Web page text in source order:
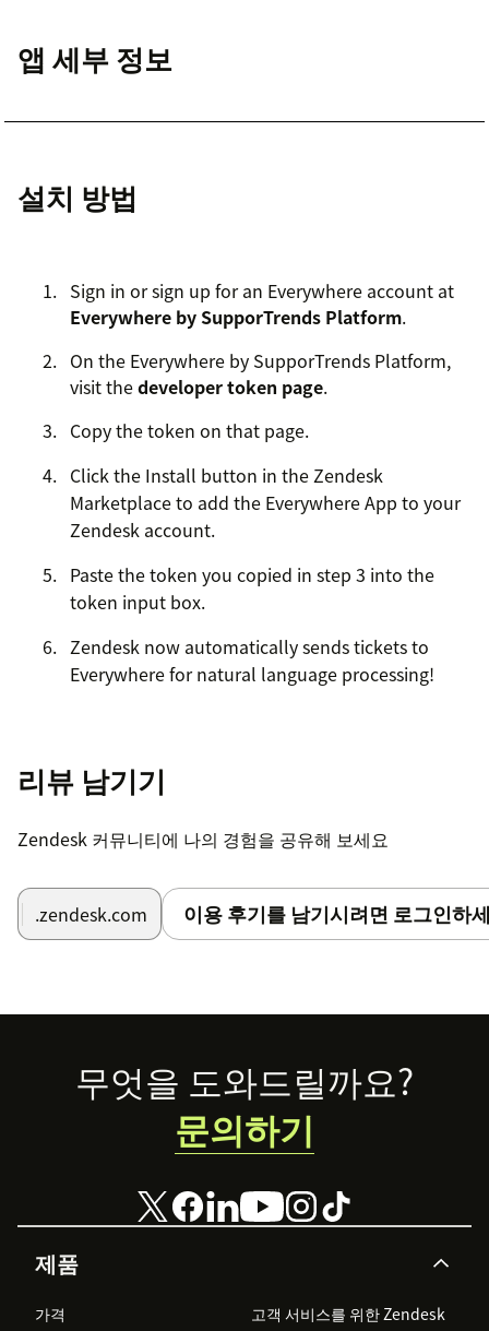
앱 세부 정보
설치 방법
Sign in or sign up for an Everywhere account at
Everywhere by SupporTrends Platform.
On the Everywhere by SupporTrends Platform,
visit thedeveloper token page.
Copy the token on that page.
Click the Install button in the Zendesk
Marketplace to add the Everywhere App to your
Zendesk account.
Paste the token you copied in step 3 into the
token input box.
Zendesk now automatically sends tickets to
Everywhere for natural language processing!
리뷰 남기기
Zendesk 커뮤니티에 나의 경험을 공유해 보세요
.zendesk.com 이용 후기를 남기시려면 로그인하
Footer
제품
가격
고객 서비스를 위한 Zendesk
무엇을 도와드릴까요?
문의하기